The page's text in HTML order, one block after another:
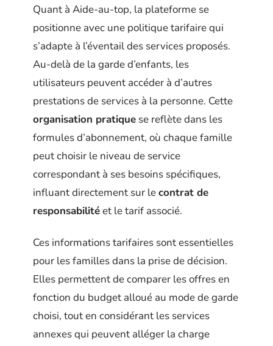
Quant à Aide-au-top, la plateforme se
positionne avec une politique tarifaire qui
s’adapte à l’éventail des services proposés.
Au-delà de la garde d’enfants, les
utilisateurs peuvent accéder à d’autres
prestations de services à la personne. Cette
organisation pratique se reflète dans les
formules d’abonnement, où chaque famille
peut choisir le niveau de service
correspondant à ses besoins spécifiques,
influant directement sur lecontrat de
responsabilitéet le tarif associé.
Ces informations tarifaires sont essentielles
pour les familles dans la prise de décision.
Elles permettent de comparer les offres en
fonction du budget alloué au mode de garde
choisi, tout en considérant les services
annexes qui peuvent alléger la charge